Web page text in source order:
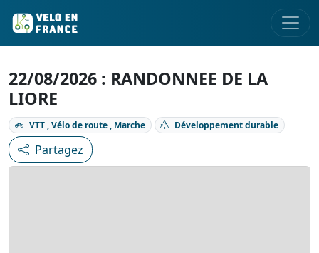
22/08/2026 : RANDONNEE DE LA
LIORE
VTT , Vélo de route , Marche Développement durable
Partagez